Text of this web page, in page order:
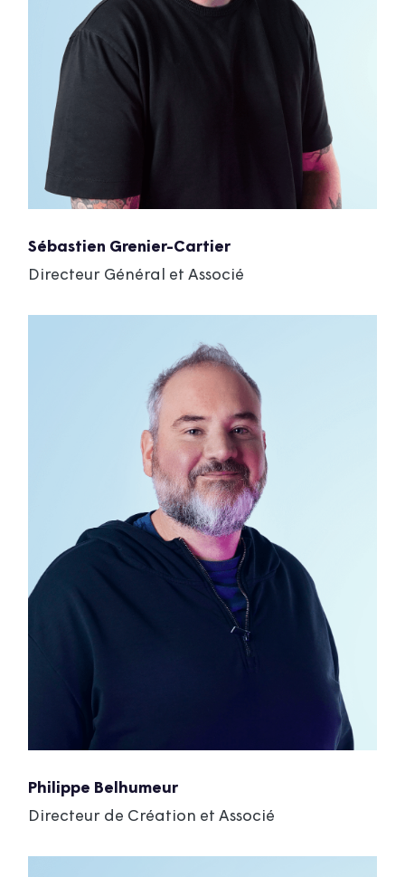
Sébastien Grenier-Cartier
Directeur Général et Associé
Philippe Belhumeur
Directeur de Création et Associé